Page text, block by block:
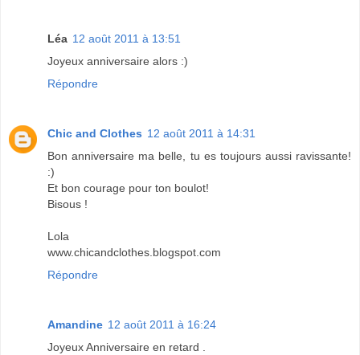
Léa 12 août 2011 à 13:51
Joyeux anniversaire alors :)
Répondre
Chic and Clothes 12 août 2011 à 14:31
Bon anniversaire ma belle, tu es toujours aussi ravissante!
:)
Et bon courage pour ton boulot!
Bisous !
Lola
www.chicandclothes.blogspot.com
Répondre
Amandine 12 août 2011 à 16:24
Joyeux Anniversaire en retard .